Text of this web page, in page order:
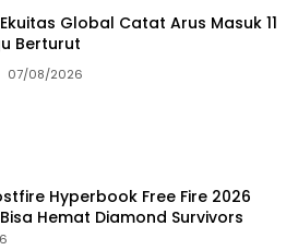
Global Catat Arus Masuk 11
Berturut
07/08/2026
Hyperbook Free Fire 2026
Hemat Diamond Survivors